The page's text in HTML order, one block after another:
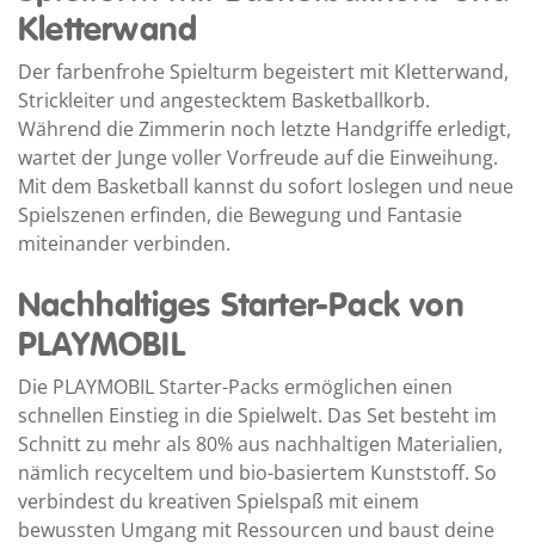
Kletterwand
Der farbenfrohe Spielturm begeistert mit Kletterwand,
Strickleiter und angestecktem Basketballkorb.
Während die Zimmerin noch letzte Handgriffe erledigt,
wartet der Junge voller Vorfreude auf die Einweihung.
Mit dem Basketball kannst du sofort loslegen und neue
Spielszenen erfinden, die Bewegung und Fantasie
miteinander verbinden.
Nachhaltiges Starter-Pack von
PLAYMOBIL
Die PLAYMOBIL Starter-Packs ermöglichen einen
schnellen Einstieg in die Spielwelt. Das Set besteht im
Schnitt zu mehr als 80% aus nachhaltigen Materialien,
nämlich recyceltem und bio-basiertem Kunststoff. So
verbindest du kreativen Spielspaß mit einem
bewussten Umgang mit Ressourcen und baust deine